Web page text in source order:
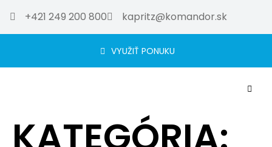
+421 249 200 800 kapritz@komandor.sk
VYUŽIŤ PONUKU